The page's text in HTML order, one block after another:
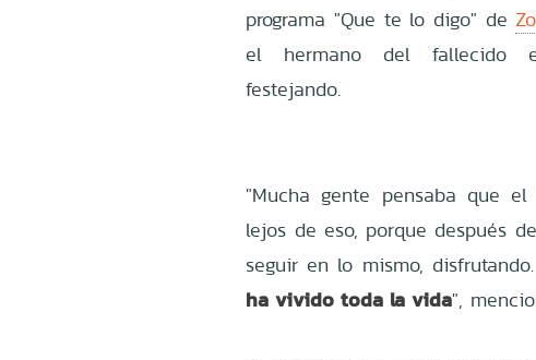
programa "Que te lo digo" de
el hermano del fallecido
festejando.
"Mucha gente pensaba que
lejos de eso, porque después
seguir en lo mismo, disfrutando.
ha vivido toda la vida",